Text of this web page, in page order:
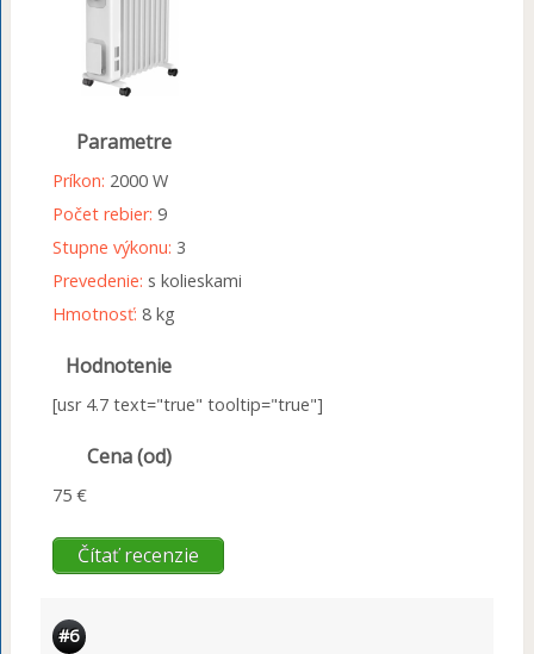
Parametre
Príkon: 2000 W
Počet rebier: 9
Stupne výkonu: 3
Prevedenie: s kolieskami
Hmotnosť: 8 kg
Hodnotenie
[usr 4.7 text="true" tooltip="true"]
Cena (od)
75 €
Čítať recenzie
#6